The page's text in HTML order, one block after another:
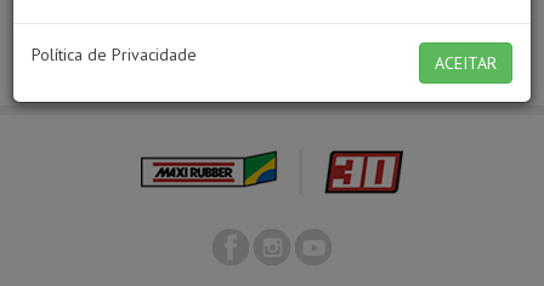
Política de Privacidade ACEITAR